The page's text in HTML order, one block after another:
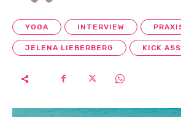
YOGA INTERVIEW
JELENA LIEBERBERG KICK